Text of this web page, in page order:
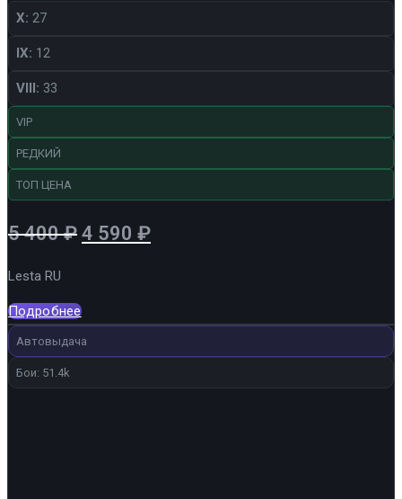
X: 27
IX: 12
VIII: 33
VIP
РЕДКИЙ
ТОП ЦЕНА
5 400₽ Первоначальная
5
400 ₽.
4 590 ₽Текущая
Lesta RU
Подробнее
Автовыдача
Бои: 51.4k